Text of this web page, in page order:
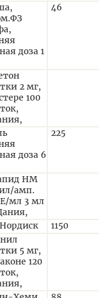
доза 1
46
2 мг,
100
доза 6
225
НМ
амп.
мл 3 мл
1150
5 мг,
120